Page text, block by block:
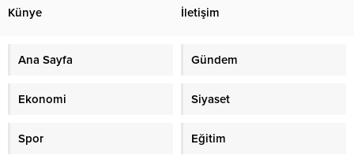
Künye İletişim
Ana Sayfa Gündem
Ekonomi Siyaset
Spor Eğitim